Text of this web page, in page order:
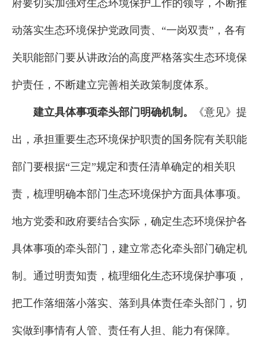
府要切实加强对生态环境保护工作的领导，不断推
动落实生态环境保护党政同责、“一岗双责”，各有
关职能部门要从讲政治的高度严格落实生态环境保
护责任，不断建立完善相关政策制度体系。
建立具体事项牵头部门明确机制。 《意见》提
出，承担重要生态环境保护职责的国务院有关职能
部门要根据“三定”规定和责任清单确定的相关职
责，梳理明确本部门生态环境保护方面具体事项。
地方党委和政府要结合实际，确定生态环境保护各
具体事项的牵头部门，建立常态化牵头部门确定机
制。通过明责知责，梳理细化生态环境保护事项，
把工作落细落小落实、落到具体责任牵头部门，切
实做到事情有人管、责任有人担、能力有保障。